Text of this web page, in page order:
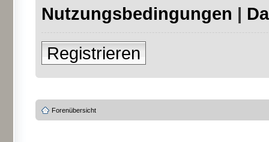
Nutzungsbedingungen |
Registrieren
Forenübersicht